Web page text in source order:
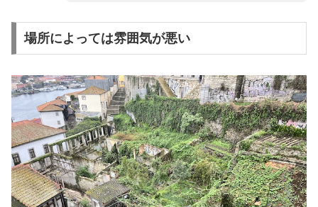
場所によっては雰囲気が悪い